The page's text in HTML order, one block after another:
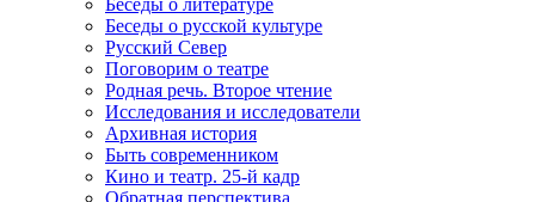
Беседы о русской культуре
Русский Север
Поговорим о театре
Родная речь. Второе чтение
Исследования и исследователи
Архивная история
Быть современником
Кино и театр. 25-й кадр
Обратная перспектива